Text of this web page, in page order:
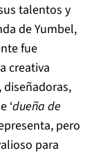
talentos y
de Yumbel,
fue
creativa
‘dueña de
pero
para